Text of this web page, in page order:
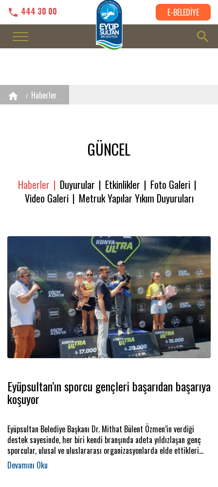
444 30 00 E-BELEDİYE
Haberler
GÜNCEL
Haberler Duyurular Etkinlikler
Foto Galeri
Video Galeri
Metruk Yapılar Yıkım Duyuruları
Eyüpsultan’ın sporcu gençleri başarıdan başarıya
koşuyor
Eyüpsultan Belediye Başkanı Dr. Mithat Bülent Özmen’in verdiği
destek sayesinde, her biri kendi branşında adeta yıldızlaşan genç
sporcular, ulusal ve uluslararası organizasyonlarda elde ettikleri
derecelerle ilçenin gururu oluyor.